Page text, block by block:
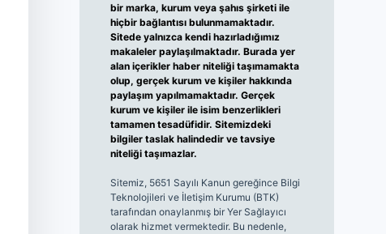
bir marka, kurum veya şahıs şirketi ile
hiçbir bağlantısı bulunmamaktadır.
Sitede yalnızca kendi hazırladığımız
makaleler paylaşılmaktadır. Burada yer
alan içerikler haber niteliği taşımamakta
olup, gerçek kurum ve kişiler hakkında
paylaşım yapılmamaktadır. Gerçek
kurum ve kişiler ile isim benzerlikleri
tamamen tesadüfidir. Sitemizdeki
bilgiler taslak halindedir ve tavsiye
niteliği taşımazlar.
Sitemiz, 5651 Sayılı Kanun gereğince Bilgi
Teknolojileri ve İletişim Kurumu (BTK)
tarafından onaylanmış bir Yer Sağlayıcı
olarak hizmet vermektedir. Bu nedenle,